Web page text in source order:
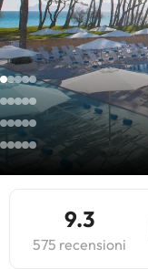
9.3
575 recensioni